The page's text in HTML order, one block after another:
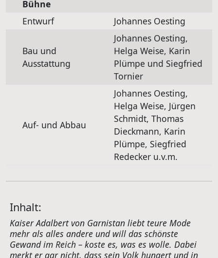
Bühne
Entwurf
Johannes Oesting
Bau und
Ausstattung
Johannes Oesting,
Helga Weise, Karin
Plümpe und Siegfried
Tornier
Auf- und Abbau
Johannes Oesting,
Helga Weise, Jürgen
Schmidt, Thomas
Dieckmann, Karin
Plümpe, Siegfried
Redecker u.v.m.
Inhalt:
Kaiser Adalbert von Garnistan liebt teure Mode
mehr als alles andere und will das schönste
Gewand im Reich – koste es, was es wolle. Dabei
merkt er gar nicht, dass sein Volk hungert und in